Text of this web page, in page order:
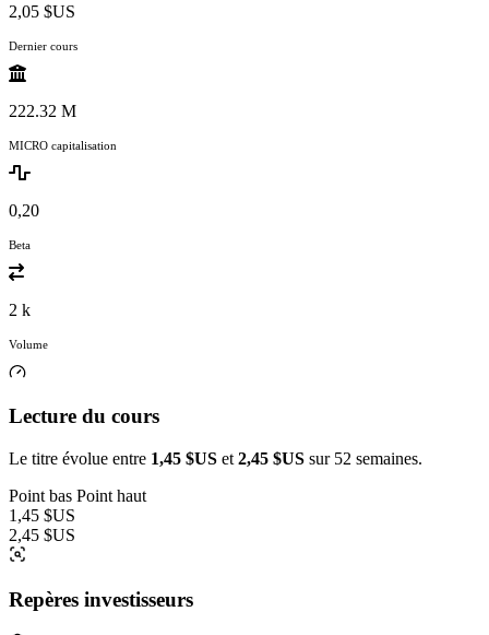
2,05 $US
Dernier cours
222.32 M
MICRO capitalisation
0,20
Beta
2 k
Volume
Lecture du cours
Le titre évolue entre 1,45 $US et 2,45 $US sur 52 semaines.
Point bas Point haut
1,45 $US
2,45 $US
Repères investisseurs